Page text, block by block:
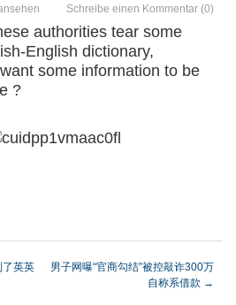
Schreibe einen Kommentar (0)
authorities tear some
English dictionary,
some information to be
?
了英英
男子网曝“官商勾结”被控敲诈300万
自称系借款 →